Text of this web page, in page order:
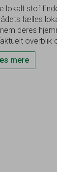
lokalt stof
fælles
deres
overblik
og tiltag,
mere